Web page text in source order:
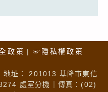
政策 ☞隱私權政策
址： 201013 基隆市東信
處室分機｜傳真：(02)